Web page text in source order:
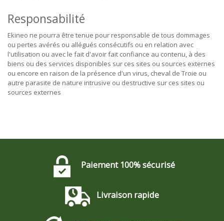
Responsabilité
Ekineo ne pourra être tenue pour responsable de tous dommages
ou pertes avérés ou allégués consécutifs ou en relation avec
l'utilisation ou avec le fait d'avoir fait confiance au contenu, à des
biens ou des services disponibles sur ces sites ou sources externes
ou encore en raison de la présence d'un virus, cheval de Troie ou
autre parasite de nature intrusive ou destructive sur ces sites ou
sources externes
Paiement 100% sécurisé
Livraison rapide